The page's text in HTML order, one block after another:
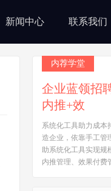
新闻中心 联系我们
内荐学堂
企业蓝领招
内推+效
系统化工具助力成本
造企业，依靠手工管
助系统化工具实现规
内推管理、效果付费